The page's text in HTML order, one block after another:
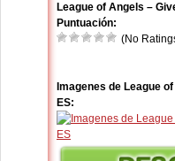
League of Angels –
Puntuación:
(No
Imagenes de League
ES: